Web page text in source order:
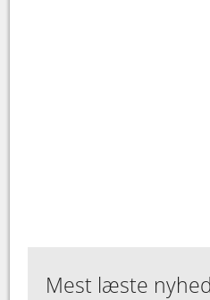
Mest læste